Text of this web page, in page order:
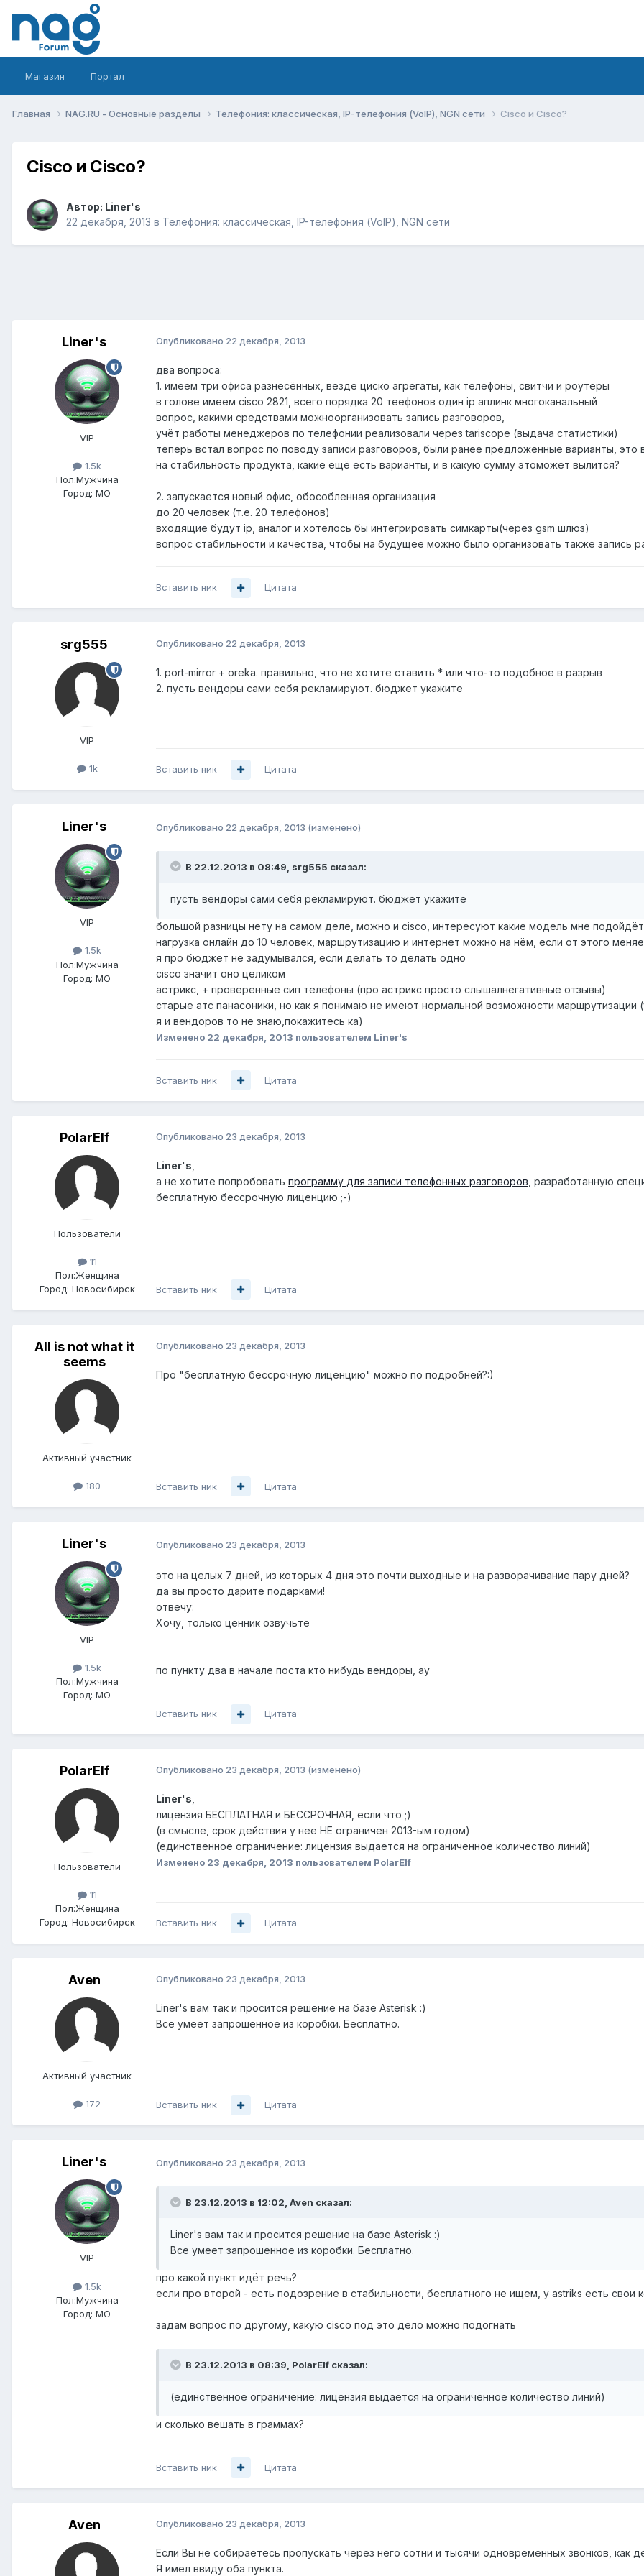
Магазин Портал
Главная NAG.RU - Основные разделы Телефония: классическая, IP-телефония (VoIP), NGN сети Cisco и Cisco?
Cisco и Cisco?
Автор: Liner's
22 декабря, 2013 в Телефония: классическая, IP-телефония (VoIP), NGN сети
Liner's
VIP
1.5k
Пол:Мужчина
Город: МО
Опубликовано 22 декабря, 2013
два вопроса:
1. имеем три офиса разнесённых, везде циско агрегаты, как телефоны, свитчи и роутеры
в голове имеем cisco 2821, всего порядка 20 теефонов один ip аплинк многоканальный
вопрос, какими средствами можноорганизовать запись разговоров,
учёт работы менеджеров по телефонии реализовали через tariscope (выдача статистики)
теперь встал вопрос по поводу записи разговоров, были ранее предложенные варианты,
на стабильность продукта, какие ещё есть варианты, и в какую сумму этоможет вылится?
2. запускается новый офис, обособленная организация
до 20 человек (т.е. 20 телефонов)
входящие будут ip, аналог и хотелось бы интегрировать симкарты(через gsm шлюз)
вопрос стабильности и качества, чтобы на будущее можно было организовать также запись
Вставить ник Цитата
srg555
VIP
1k
Опубликовано 22 декабря, 2013
1. port-mirror + oreka. правильно, что не хотите ставить * или что-то подобное в разрыв
2. пусть вендоры сами себя рекламируют. бюджет укажите
Вставить ник Цитата
Liner's
VIP
1.5k
Пол:Мужчина
Город: МО
Опубликовано 22 декабря, 2013 (изменено)
В 22.12.2013 в 08:49, srg555 сказал:
пусть вендоры сами себя рекламируют. бюджет укажите
большой разницы нету на самом деле, можно и cisco, интересуют какие модель мне
нагрузка онлайн до 10 человек, маршрутизацию и интернет можно на нём, если от этого
я про бюджет не задумывался, если делать то делать одно
cisco значит оно целиком
астрикс, + проверенные сип телефоны (про астрикс просто слышалнегативные отзывы)
старые атс панасоники, но как я понимаю не имеют нормальной возможности маршрутизации
я и вендоров то не знаю,покажитесь ка)
Изменено 22 декабря, 2013 пользователем Liner's
Вставить ник Цитата
PolarElf
Пользователи
11
Пол:Женщина
Город: Новосибирск
Опубликовано 23 декабря, 2013
Liner's
а не хотите попробовать программу для записи телефонных разговоров , разработанную
бесплатную бессрочную лиценцию ;-)
Вставить ник Цитата
All is not what it
seems
Активный участник
180
Опубликовано 23 декабря, 2013
Про "бесплатную бессрочную лиценцию" можно по подробней?:)
Вставить ник Цитата
Liner's
VIP
1.5k
Пол:Мужчина
Город: МО
Опубликовано 23 декабря, 2013
это на целых 7 дней, из которых 4 дня это почти выходные и на разворачивание пару дней?
да вы просто дарите подарками!
отвечу:
Хочу, только ценник озвучьте
по пункту два в начале поста кто нибудь вендоры, ау
Вставить ник Цитата
PolarElf
Пользователи
11
Пол:Женщина
Город: Новосибирск
Опубликовано 23 декабря, 2013 (изменено)
Liner's
лицензия БЕСПЛАТНАЯ и БЕССРОЧНАЯ, если что ;)
(в смысле, срок действия у нее НЕ ограничен 2013-ым годом)
(единственное ограничение: лицензия выдается на ограниченное количество линий)
Изменено 23 декабря, 2013 пользователем PolarElf
Вставить ник Цитата
Aven
Активный участник
172
Опубликовано 23 декабря, 2013
Liner's вам так и просится решение на базе Asterisk :)
Все умеет запрошенное из коробки. Бесплатно.
Вставить ник Цитата
Liner's
VIP
1.5k
Пол:Мужчина
Город: МО
Опубликовано 23 декабря, 2013
В 23.12.2013 в 12:02, Aven сказал:
Liner's вам так и просится решение на базе Asterisk :)
Все умеет запрошенное из коробки. Бесплатно.
про какой пункт идёт речь?
если про второй - есть подозрение в стабильности, бесплатного не ищем, у astriks есть свои
задам вопрос по другому, какую cisco под это дело можно подогнать
В 23.12.2013 в 08:39, PolarElf сказал:
(единственное ограничение: лицензия выдается на ограниченное количество линий)
и сколько вешать в граммах?
Вставить ник Цитата
Aven Опубликовано 23 декабря, 2013
Если Вы не собираетесь пропускать через него сотни и тысячи одновременных звонков,
Я имел ввиду оба пункта.